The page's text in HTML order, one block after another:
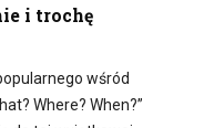
i trochę
wśród
Where? When?”